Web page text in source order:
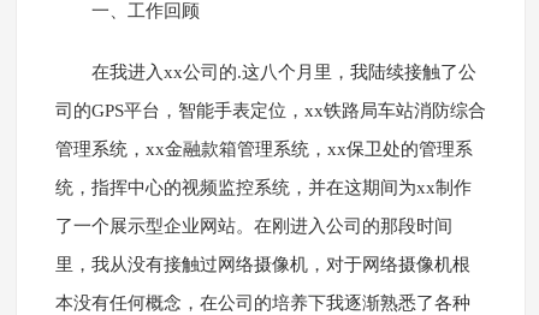
一、工作回顾
在我进入xx公司的.这八个月里，我陆续接触了公
司的GPS平台，智能手表定位，xx铁路局车站消防综合
管理系统，xx金融款箱管理系统，xx保卫处的管理系
统，指挥中心的视频监控系统，并在这期间为xx制作
了一个展示型企业网站。在刚进入公司的那段时间
里，我从没有接触过网络摄像机，对于网络摄像机根
本没有任何概念，在公司的培养下我逐渐熟悉了各种